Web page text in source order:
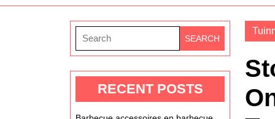
Search
RECENT POSTS